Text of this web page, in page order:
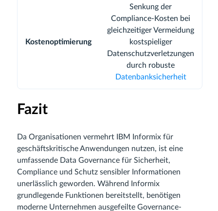
Kostenoptimierung
Senkung der
Compliance-Kosten bei
gleichzeitiger Vermeidung
kostspieliger
Datenschutzverletzungen
durch robuste
Datenbanksicherheit
Fazit
Da Organisationen vermehrt IBM Informix für
geschäftskritische Anwendungen nutzen, ist eine
umfassende Data Governance für Sicherheit,
Compliance und Schutz sensibler Informationen
unerlässlich geworden. Während Informix
grundlegende Funktionen bereitstellt, benötigen
moderne Unternehmen ausgefeilte Governance-